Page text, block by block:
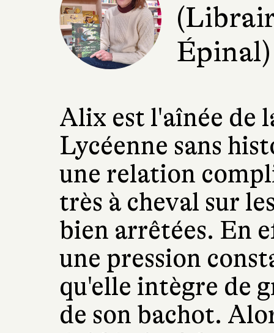
Épinal)
Alix est l'aînée de
Lycéenne sans
une relation
très à cheval sur
bien arrêtées. En
une pression
qu'elle intègre de
de son bachot.